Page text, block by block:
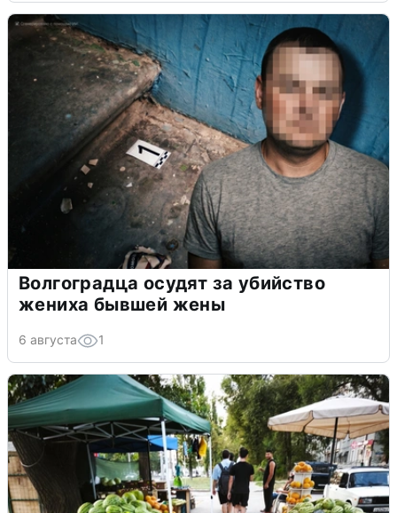
Волгоградца осудят за убийство
жениха бывшей жены
6 августа 1